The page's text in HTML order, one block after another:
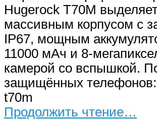
Hugerock T70M
массивным корпусом с
IP67, мощным
11000 мАч и 8-
камерой со вспышкой.
защищённых
t70m
Продолжить чтение…